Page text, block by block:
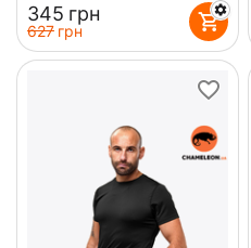
‍345‍ грн
‍627‍ грн